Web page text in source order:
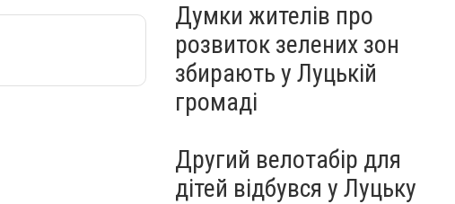
Думки жителів про
розвиток зелених зон
збирають у Луцькій
громаді
Другий велотабір для
дітей відбувся у Луцьку